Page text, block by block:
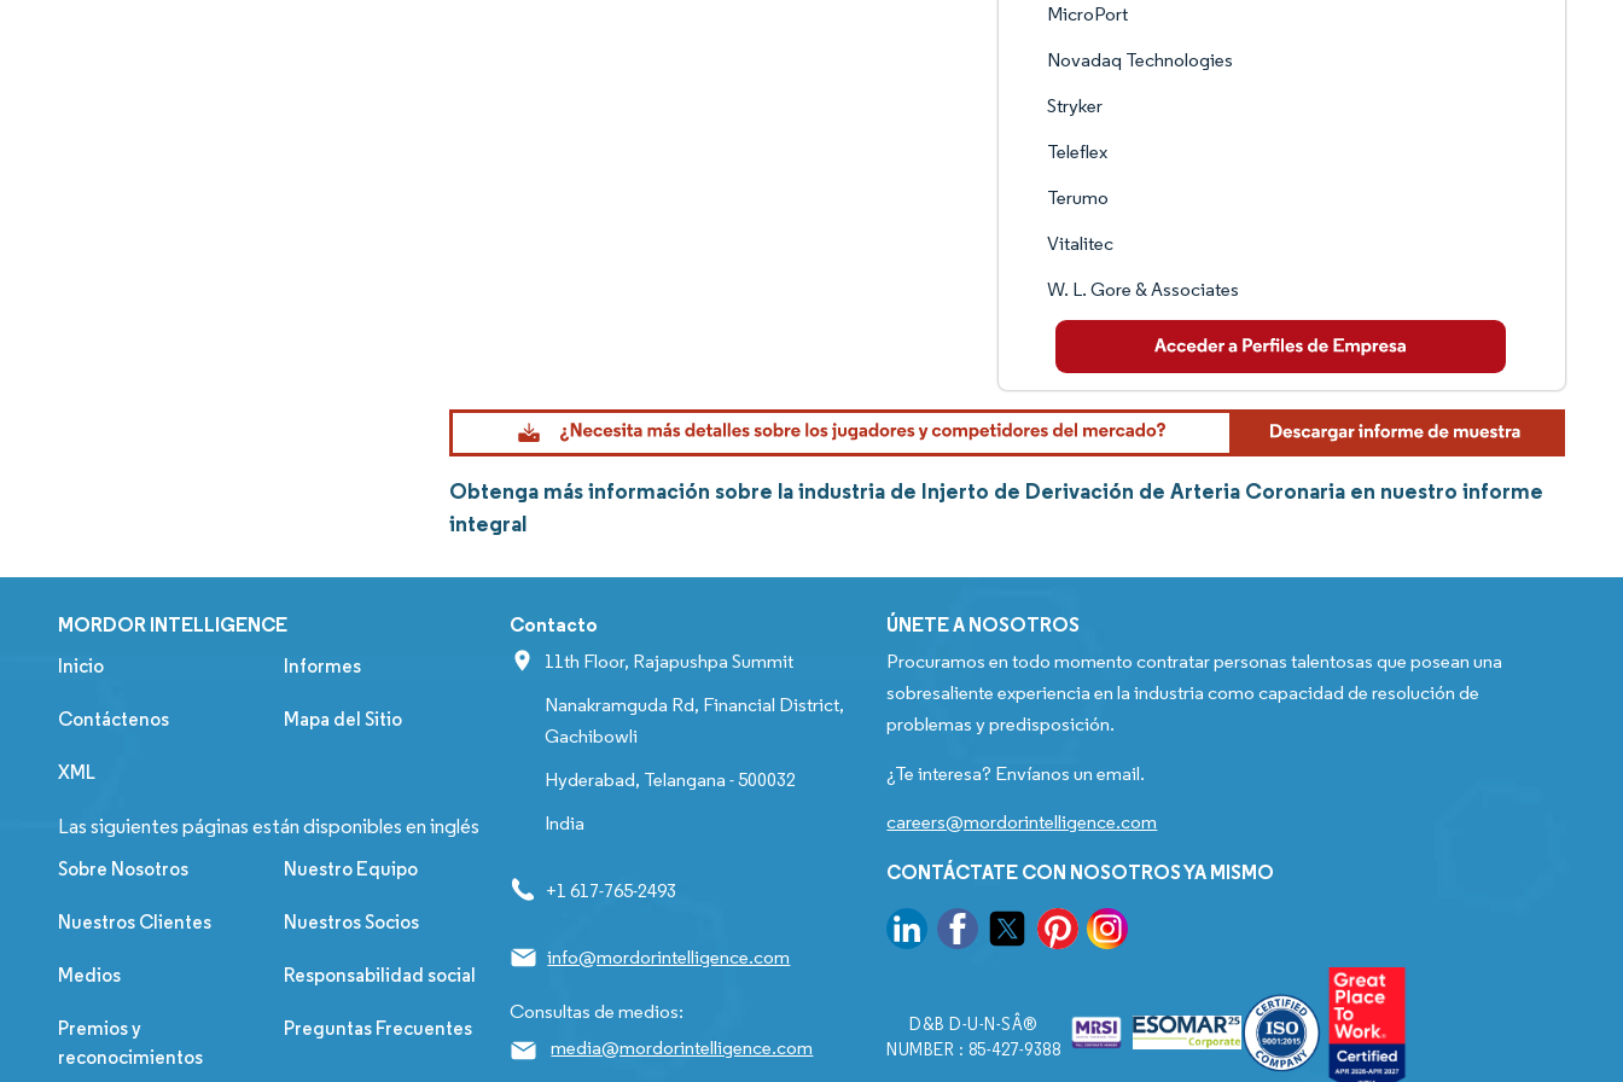
MicroPort
Novadaq Technologies
Stryker
Teleflex
Terumo
Vitalitec
W. L. Gore & Associates
Obtenga más información sobre la industria de Injerto de Derivación de Arteria Coronaria en nuestro informe
integral
MORDOR INTELLIGENCE
Inicio Informes
Contáctenos Mapa del Sitio
XML
Las siguientes páginas están disponibles en inglés
Sobre Nosotros Nuestro Equipo
Nuestros Clientes Nuestros Socios
Medios Responsabilidad social
Premios y
reconocimientos
Preguntas Frecuentes
Contacto
11th Floor, Rajapushpa Summit
Nanakramguda Rd, Financial District,
Gachibowli
Hyderabad, Telangana - 500032
India
+1 617-765-2493
info@mordorintelligence.com
Consultas de medios:
media@mordorintelligence.com
ÚNETE A NOSOTROS
Procuramos en todo momento contratar personas talentosas que posean una
sobresaliente experiencia en la industria como capacidad de resolución de
problemas y predisposición.
¿Te interesa? Envíanos un email.
careers@mordorintelligence.com
CONTÁCTATE CON NOSOTROS YA MISMO
D&B D-U-N-SÂ®
NUMBER : 85-427-9388